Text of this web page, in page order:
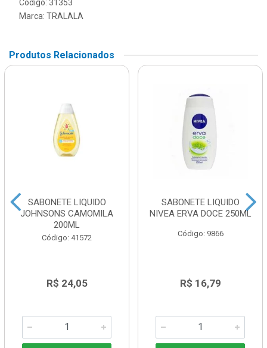
Código: 31353
Marca: TRALALA
Produtos Relacionados
SABONETE LIQUIDO
JOHNSONS CAMOMILA
200ML
Código: 41572
R$ 24,05
SABONETE LIQUIDO
NIVEA ERVA DOCE 250ML
Código: 9866
R$ 16,79